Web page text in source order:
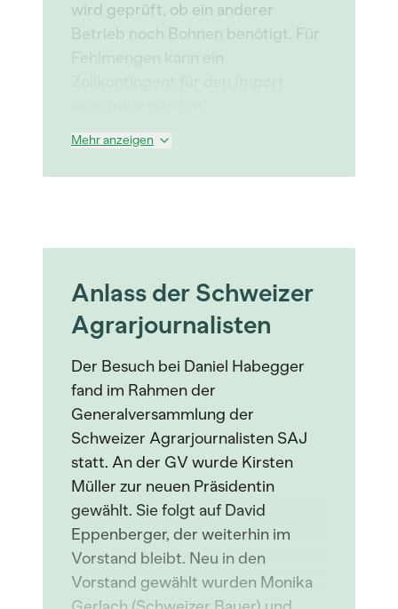
wird geprüft, ob ein anderer
Betrieb noch Bohnen benötigt. Für
Mehr anzeigen
Anlass der Schweizer
Agrarjournalisten
Der Besuch bei Daniel Habegger
fand im Rahmen der
Generalversammlung der
Schweizer Agrarjournalisten SAJ
statt. An der GV wurde Kirsten
Müller zur neuen Präsidentin
gewählt. Sie folgt auf David
Eppenberger, der weiterhin im
Vorstand bleibt. Neu in den
Vorstand gewählt wurden Monika